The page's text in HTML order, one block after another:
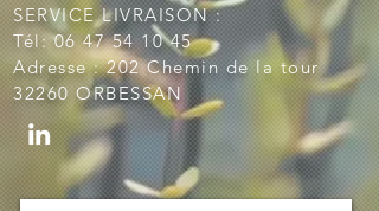
SERVICE LIVRAISON :
Tél:06 47 54 10 45
Adresse : 202 Chemin de la tour
32260 ORBESSAN